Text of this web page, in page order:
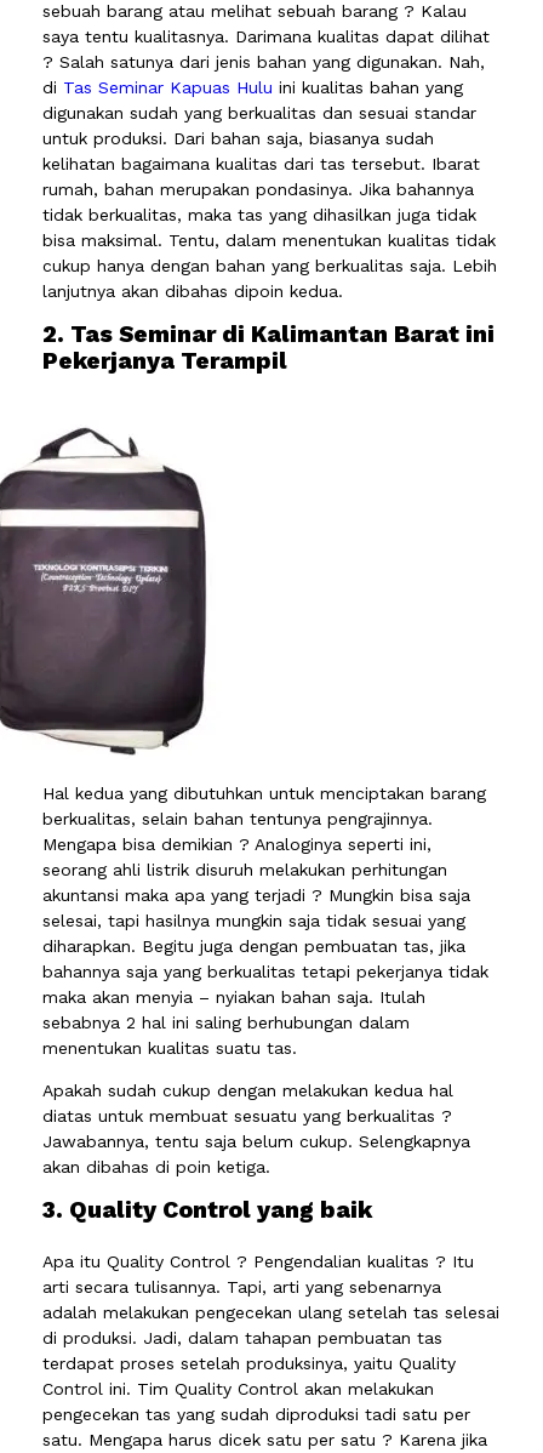
sebuah barang atau melihat sebuah barang ? Kalau
saya tentu kualitasnya. Darimana kualitas dapat dilihat
? Salah satunya dari jenis bahan yang digunakan. Nah,
di Tas Seminar Kapuas Hulu ini kualitas bahan yang
digunakan sudah yang berkualitas dan sesuai standar
untuk produksi. Dari bahan saja, biasanya sudah
kelihatan bagaimana kualitas dari tas tersebut. Ibarat
rumah, bahan merupakan pondasinya. Jika bahannya
tidak berkualitas, maka tas yang dihasilkan juga tidak
bisa maksimal. Tentu, dalam menentukan kualitas tidak
cukup hanya dengan bahan yang berkualitas saja. Lebih
lanjutnya akan dibahas dipoin kedua.
2. Tas Seminar di Kalimantan Barat ini
Pekerjanya Terampil
Hal kedua yang dibutuhkan untuk menciptakan barang
berkualitas, selain bahan tentunya pengrajinnya.
Mengapa bisa demikian ? Analoginya seperti ini,
seorang ahli listrik disuruh melakukan perhitungan
akuntansi maka apa yang terjadi ? Mungkin bisa saja
selesai, tapi hasilnya mungkin saja tidak sesuai yang
diharapkan. Begitu juga dengan pembuatan tas, jika
bahannya saja yang berkualitas tetapi pekerjanya tidak
maka akan menyia – nyiakan bahan saja. Itulah
sebabnya 2 hal ini saling berhubungan dalam
menentukan kualitas suatu tas.
Apakah sudah cukup dengan melakukan kedua hal
diatas untuk membuat sesuatu yang berkualitas ?
Jawabannya, tentu saja belum cukup. Selengkapnya
akan dibahas di poin ketiga.
3. Quality Control yang baik
Apa itu Quality Control ? Pengendalian kualitas ? Itu
arti secara tulisannya. Tapi, arti yang sebenarnya
adalah melakukan pengecekan ulang setelah tas selesai
di produksi. Jadi, dalam tahapan pembuatan tas
terdapat proses setelah produksinya, yaitu Quality
Control ini. Tim Quality Control akan melakukan
pengecekan tas yang sudah diproduksi tadi satu per
satu. Mengapa harus dicek satu per satu ? Karena jika